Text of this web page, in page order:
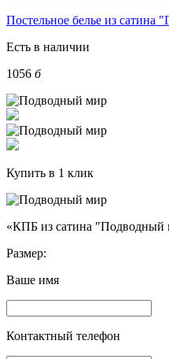
Постельное белье из сатина
Есть в наличии
1056 б
Купить в 1 клик
«КПБ из сатина "Подводный
Размер:
Ваше имя
Контактный телефон